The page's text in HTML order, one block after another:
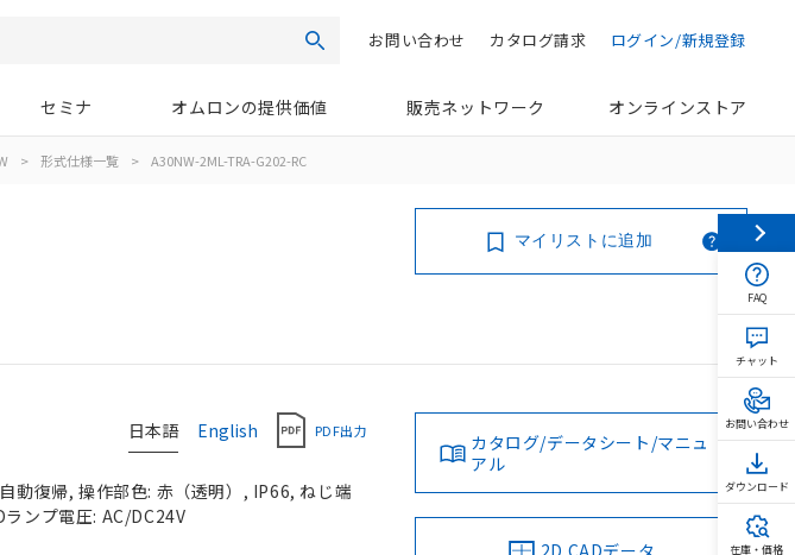
検索 ログイン/新規登録
カタログ請求
お問い合わせ
セミナ オムロンの提供価値 販売ネットワーク オンラインストア
> 形式仕様一覧 > A30NW-2ML-TRA-G202-RC
マイリストに追加
日本語 English PDF出力
動復帰, 操作部色: 赤（透明）, IP66, ねじ端
ンプ電圧: AC/DC24V
カタログ/データシート/マニュ
アル
2D CADデータ
FAQ
チャット
お問い合わせ
ダウンロード
在庫・価格